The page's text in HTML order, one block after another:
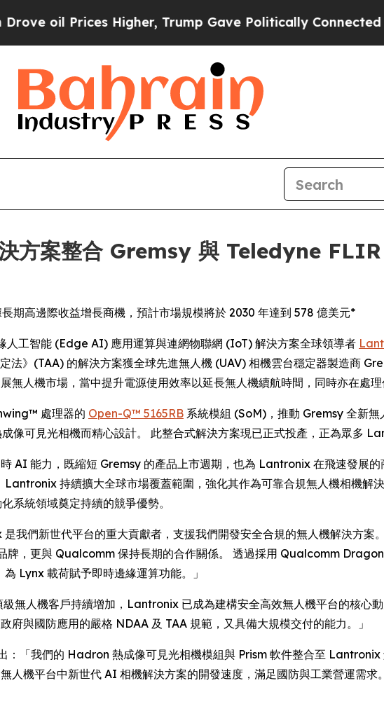
Higher, Trump Gave Politically Connected oil
方案整合 Gremsy 與 Teledyne FLIR
期高邊際收益增長商機，預計市場規模將於 2030 年達到 578 億美元*
工智能 (Edge AI) 應用運算與連網物聯網 (IoT) 解決方案全球領導者
法》(TAA) 的解決方案獲全球先進無人機 (UAV) 相機雲台穩定器製造商
無人機市場，當中提升電源使用效率以延長無人機續航時間，同時亦在處理
處理器的 Open-Q™ 5165RB 系統模組 (SoM)，推動 Gremsy 全新
可見光相機而精心設計。 此整合式解決方案現已正式投產，正為眾多
AI 能力，既縮短 Gremsy 的產品上市週期，也為 Lantronix 在飛速發展
持續擴大全球市場覆蓋範圍，強化其作為可靠合規無人機相機解
系統領域奠定持續的競爭優勢。
們新世代平台的重大貢獻者，支援我們開發安全合規的無人機解決方案
牌，更與 Qualcomm 保持長期的合作關係。 透過採用 Qualcomm
Lynx 載荷賦予即時邊緣運算功能。」
無人機客戶持續增加，Lantronix 已成為建構安全高效無人機平台的核心
與國防應用的嚴格 NDAA 及 TAA 規範，又具備大規模交付的能力。」
「我們的 Hadron 熱成像可見光相機模組與 Prism 軟件整合至 Lantronix
機平台中新世代 AI 相機解決方案的開發速度，滿足國防與工業營運需求